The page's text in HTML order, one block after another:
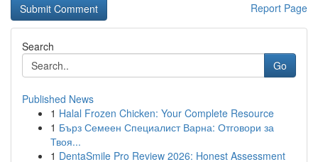
Report Page
Search
Go
Published News
1 Halal Frozen Chicken: Your Complete Resource
1 Бърз Семеен Специалист Варна: Отговори за
Твоя...
1 DentaSmile Pro Review 2026: Honest Assessment